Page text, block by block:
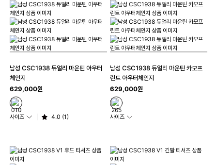
남성 CSC1938 듀얼리 마운틴 아우터
체인지
629,000원
사이즈 4.0 (1)
남성 CSC1938 듀얼리 마운틴 카모프
린트 아우터체인지
629,000원
사이즈